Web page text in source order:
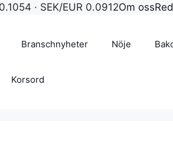
· SEK/EUR 0.0912Om oss
Branschnyheter Nöje
Korsord